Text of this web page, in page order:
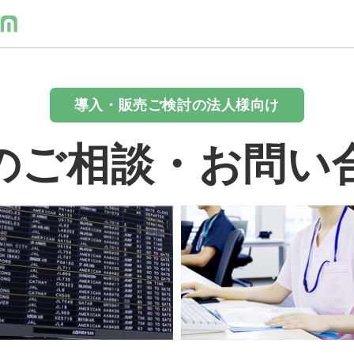
導入・販売ご検討の法人様向け
ご相談・お問い